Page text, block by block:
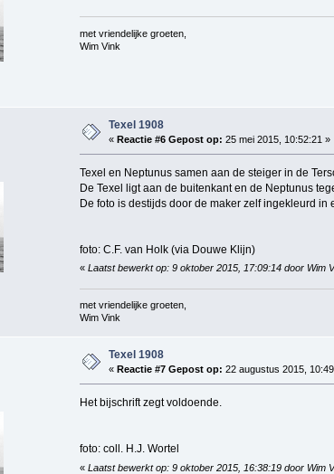
met vriendelijke groeten,
Wim Vink
Texel 1908
«Reactie #6 Gepost op: 25 mei 2015, 10:52:21 »
Texel en Neptunus samen aan de steiger in de
De Texel ligt aan de buitenkant en de Neptunus
De foto is destijds door de maker zelf ingekleurd
foto: C.F. van Holk (via Douwe Klijn)
« Laatst bewerkt op: 9 oktober 2015, 17:09:14 door Wim
met vriendelijke groeten,
Wim Vink
Texel 1908
« Reactie #7 Gepost op: 22 augustus 2015,
Het bijschrift zegt voldoende.
foto: coll. H.J. Wortel
« Laatst bewerkt op: 9 oktober 2015, 16:38:19 door Wim